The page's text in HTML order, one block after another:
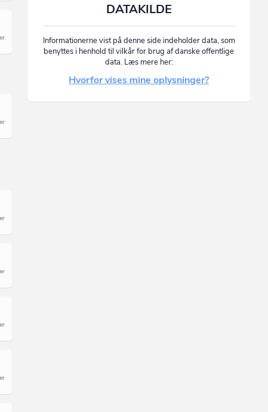
DATAKILDE
Informationerne vist på denne side indeholder data, som
benyttes i henhold til vilkår for brug af danske offentlige
data. Læs mere her:
Hvorfor vises mine oplysninger?